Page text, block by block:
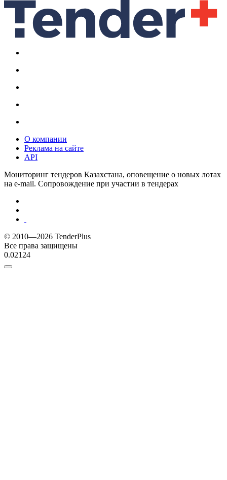
О компании
Реклама на сайте
API
Мониторинг тендеров Казахстана, оповещение о новых лотах
на e-mail. Сопровождение при участии в тендерах
© 2010—2026 TenderPlus
Все права защищены
0.02124